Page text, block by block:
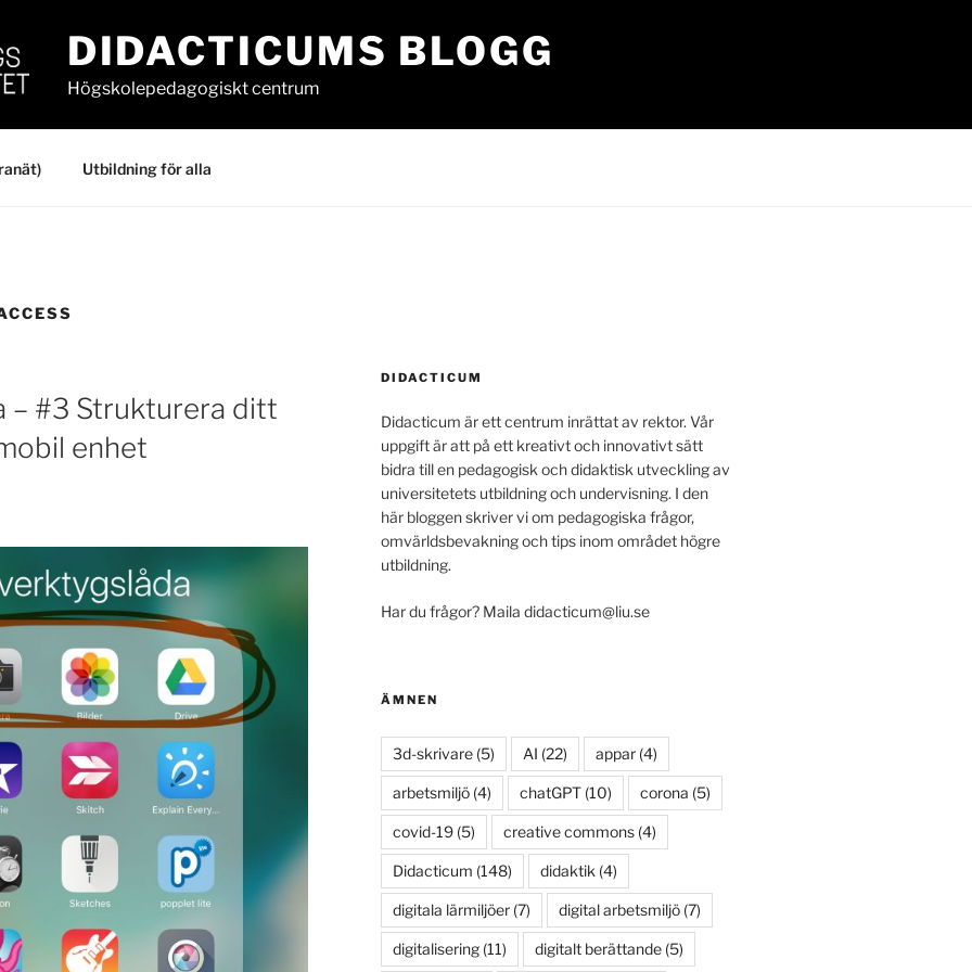
DIDACTICUMS BLOGG
Högskolepedagogiskt centrum
Utbildning för alla
– #3 Strukturera ditt
enhet
DIDACTICUM
Didacticum är ett centrum inrättat av rektor. Vår
uppgift är att på ett kreativt och innovativt sätt
bidra till en pedagogisk och didaktisk utveckling av
universitetets utbildning och undervisning. I den
här bloggen skriver vi om pedagogiska frågor,
omvärldsbevakning och tips inom området högre
utbildning.
Har du frågor? Maila didacticum@liu.se
ÄMNEN
3d-skrivare(5) AI (22) appar(4)
arbetsmiljö(4) chatGPT(10) corona (5)
covid-19(5) creative commons(4)
Didacticum (148) didaktik (4)
digitala lärmiljöer(7) digital arbetsmiljö(7)
digitalisering(11) digitalt berättande(5)